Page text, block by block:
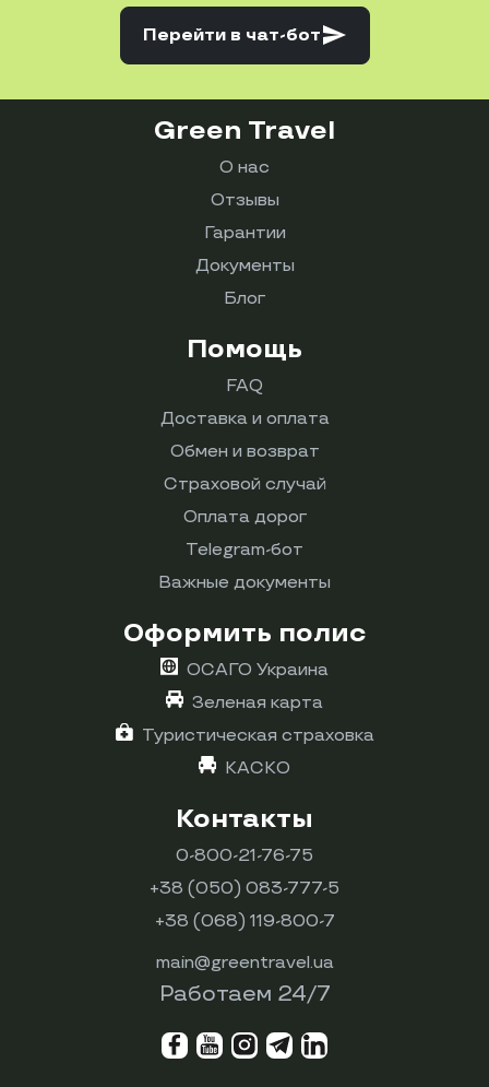
Перейти в чат-ботsend
Green Travel
О нас
Отзывы
Гарантии
Документы
Блог
Помощь
FAQ
Доставка и оплата
Обмен и возврат
Страховой случай
Оплата дорог
Telegram-бот
Важные документы
Оформить полис
ОСАГО Украина
Зеленая карта
Туристическая страховка
КАСКО
Контакты
0-800-21-76-75
+38 (050) 083-777-5
+38 (068) 119-800-7
main@greentravel.ua
Работаем 24/7